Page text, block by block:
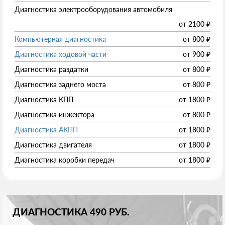
Диагностика электрооборудования автомобиля
от 2100 ₽
Компьютерная диагностика
от 800 ₽
Диагностика ходовой части
от 900 ₽
Диагностика раздатки
от 800 ₽
Диагностика заднего моста
от 800 ₽
Диагностика КПП
от 1800 ₽
Диагностика инжектора
от 800 ₽
Диагностика АКПП
от 1800 ₽
Диагностика двигателя
от 1800 ₽
Диагностика коробки передач
от 1800 ₽
ДИАГНОСТИКА 490 РУБ.